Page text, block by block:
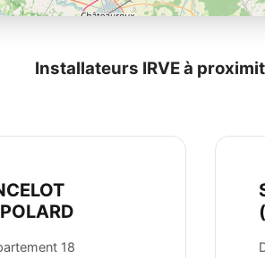
Installateurs IRVE à
18